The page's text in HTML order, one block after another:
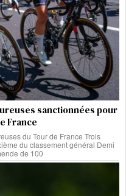
sanctionnées pour
France
du Tour de France Trois
du classement général Demi
de 100